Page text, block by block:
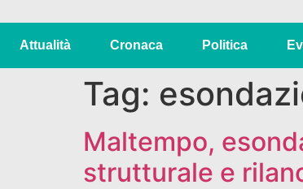
Attualità Cronaca Politica
Tag:
Maltempo,
strutturale e